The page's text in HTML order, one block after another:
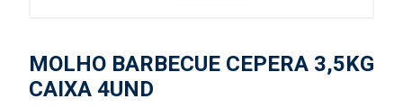
MOLHO BARBECUE CEPERA 3,5KG
CAIXA 4UND